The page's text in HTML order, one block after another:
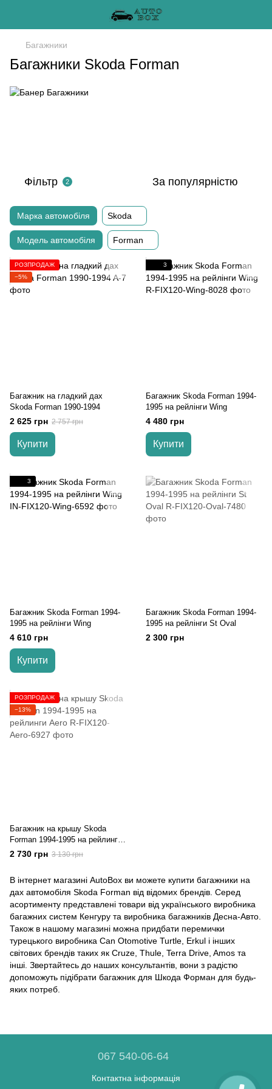
Багажники
Багажники Skoda Forman
Фільтр 2 За популярністю
Марка автомобіля Skoda
Модель автомобіля Forman
РОЗПРОДАЖ
−5%
Багажник на гладкий дах
Skoda Forman 1990-1994
2 625 грн 2 757 грн
Купити
3
Багажник Skoda Forman 1994-
1995 на рейлінги Wing
4 480 грн
Купити
3
Багажник Skoda Forman 1994-
1995 на рейлінги Wing
4 610 грн
Купити
Багажник Skoda Forman 1994-
1995 на рейлінги St Oval
2 300 грн
РОЗПРОДАЖ
−13%
Багажник на крышу Skoda
Forman 1994-1995 на рейлинги
Aero
2 730 грн 3 130 грн
В інтернет магазині AutoBox ви можете купити багажники на
дах автомобіля Skoda Forman від відомих брендів. Серед
асортименту представлені товари від українського виробника
багажних систем Кенгуру та виробника багажників Десна-Авто.
Також в нашому магазині можна придбати перемички
турецького виробника Can Otomotive Turtle, Erkul і інших
світових брендів таких як Cruze, Thule, Terra Drive, Amos та
інші. Звертайтесь до наших консультантів, вони з радістю
допоможуть підібрати багажник для Шкода Форман для будь-
яких потреб.
067 540-06-64
Контактна інформація